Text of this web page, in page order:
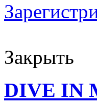
Закрыть
DIVE IN